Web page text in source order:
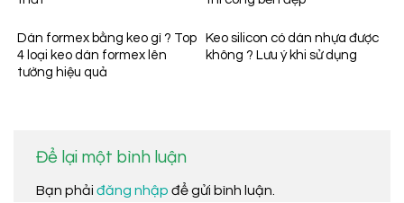
Dán formex bằng keo gì ? Top
4 loại keo dán formex lên
tường hiệu quả
Keo silicon có dán nhựa được
không ? Lưu ý khi sử dụng
Để lại một bình luận
Bạn phải đăng nhập để gửi bình luận.